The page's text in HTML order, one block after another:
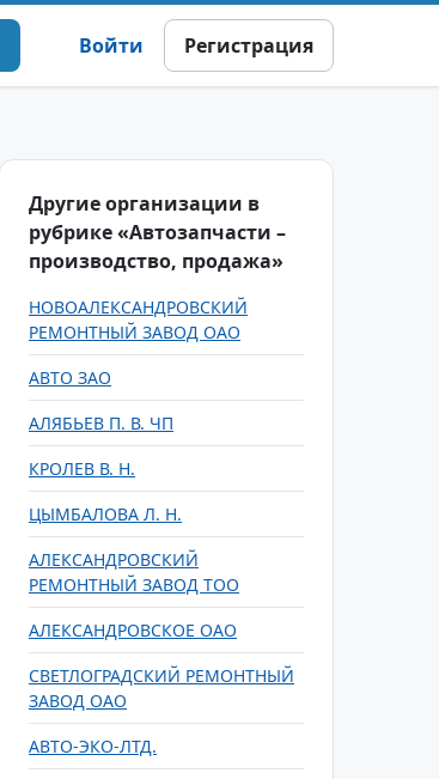
Войти Регистрация
Другие организации в
рубрике «Автозапчасти –
производство, продажа»
НОВОАЛЕКСАНДРОВСКИЙ
РЕМОНТНЫЙ ЗАВОД ОАО
АВТО ЗАО
АЛЯБЬЕВ П. В. ЧП
КРОЛЕВ В. Н.
ЦЫМБАЛОВА Л. Н.
АЛЕКСАНДРОВСКИЙ
РЕМОНТНЫЙ ЗАВОД ТОО
АЛЕКСАНДРОВСКОЕ ОАО
СВЕТЛОГРАДСКИЙ РЕМОНТНЫЙ
ЗАВОД ОАО
АВТО-ЭКО-ЛТД.